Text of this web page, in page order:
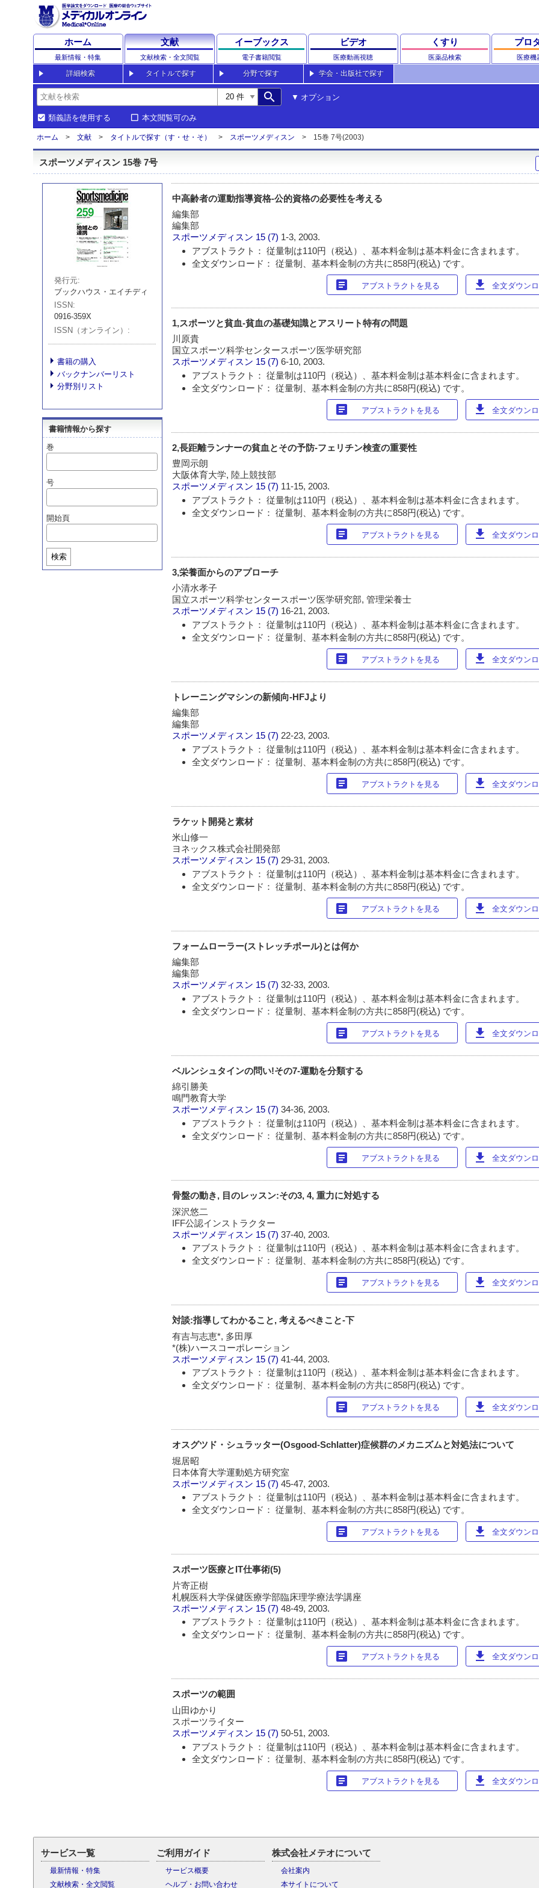
ホーム
最新情報・特集
文献
文献検索・全文閲覧
イーブックス
電子書籍閲覧
ビデオ
医療動画視聴
くすり
医薬品検索
プロ
医療機
詳細検索 タイトルで探す 分野で探す 学会・出版社で探す
search オプション
類義語を使用する 本文閲覧可のみ
ホーム 文献 タイトルで探す（す・せ・そ） スポーツメディスン 15巻 7号(2003)
スポーツメディスン 15巻 7号
発行元
ブックハウス・エイチディ
ISSN
0916-359X
ISSN（オンライン）
書籍の購入
バックナンバーリスト
分野別リスト
書籍情報から探す
巻
号
開始頁
検索
中高齢者の運動指導資格-公的資格の必要性を考える
編集部
編集部
スポーツメディスン 15 (7) 1-3, 2003.
アブストラクト： 従量制は110円（税込）、基本料金制は基本料金に含まれます。
全文ダウンロード： 従量制、基本料金制の方共に858円(税込) です。
article アブストラクトを見る download 全文ダウン
1,スポーツと貧血-貧血の基礎知識とアスリート特有の問題
川原貴
国立スポーツ科学センタースポーツ医学研究部
スポーツメディスン 15 (7)6-10, 2003.
アブストラクト： 従量制は110円（税込）、基本料金制は基本料金に含まれます。
全文ダウンロード： 従量制、基本料金制の方共に858円(税込) です。
article アブストラクトを見る download 全文ダウン
2,長距離ランナーの貧血とその予防-フェリチン検査の重要性
豊岡示朗
大阪体育大学, 陸上競技部
スポーツメディスン 15 (7) 11-15, 2003.
アブストラクト： 従量制は110円（税込）、基本料金制は基本料金に含まれます。
全文ダウンロード： 従量制、基本料金制の方共に858円(税込) です。
article アブストラクトを見る download 全文ダウン
3,栄養面からのアプローチ
小清水孝子
国立スポーツ科学センタースポーツ医学研究部, 管理栄養士
スポーツメディスン 15 (7) 16-21, 2003.
アブストラクト： 従量制は110円（税込）、基本料金制は基本料金に含まれます。
全文ダウンロード： 従量制、基本料金制の方共に858円(税込) です。
article アブストラクトを見る download 全文ダウン
トレーニングマシンの新傾向-HFJより
編集部
編集部
スポーツメディスン 15 (7) 22-23, 2003.
アブストラクト： 従量制は110円（税込）、基本料金制は基本料金に含まれます。
全文ダウンロード： 従量制、基本料金制の方共に858円(税込) です。
article アブストラクトを見る download 全文ダウン
ラケット開発と素材
米山修一
ヨネックス株式会社開発部
スポーツメディスン 15 (7) 29-31, 2003.
アブストラクト： 従量制は110円（税込）、基本料金制は基本料金に含まれます。
全文ダウンロード： 従量制、基本料金制の方共に858円(税込) です。
article アブストラクトを見る download 全文ダウン
フォームローラー(ストレッチポール)とは何か
編集部
編集部
スポーツメディスン 15 (7)32-33, 2003.
アブストラクト： 従量制は110円（税込）、基本料金制は基本料金に含まれます。
全文ダウンロード： 従量制、基本料金制の方共に858円(税込) です。
article アブストラクトを見る download 全文ダウン
ベルンシュタインの問い!その7-運動を分類する
綿引勝美
鳴門教育大学
スポーツメディスン 15 (7)34-36, 2003.
アブストラクト： 従量制は110円（税込）、基本料金制は基本料金に含まれます。
全文ダウンロード： 従量制、基本料金制の方共に858円(税込) です。
article アブストラクトを見る download 全文ダウン
骨盤の動き, 目のレッスン:その3, 4, 重力に対処する
深沢悠二
IFF公認インストラクター
スポーツメディスン 15 (7)37-40, 2003.
アブストラクト： 従量制は110円（税込）、基本料金制は基本料金に含まれます。
全文ダウンロード： 従量制、基本料金制の方共に858円(税込) です。
article アブストラクトを見る download 全文ダウン
対談:指導してわかること, 考えるべきこと-下
有吉与志恵*, 多田厚
*(株)ハースコーポレーション
スポーツメディスン 15 (7)41-44, 2003.
アブストラクト： 従量制は110円（税込）、基本料金制は基本料金に含まれます。
全文ダウンロード： 従量制、基本料金制の方共に858円(税込) です。
article アブストラクトを見る download 全文ダウン
オスグツド・シュラッター(Osgood-Schlatter)症候群のメカニズムと対処法について
堀居昭
日本体育大学運動処方研究室
スポーツメディスン 15 (7)45-47, 2003.
アブストラクト： 従量制は110円（税込）、基本料金制は基本料金に含まれます。
全文ダウンロード： 従量制、基本料金制の方共に858円(税込) です。
article アブストラクトを見る download 全文ダウン
スポーツ医療とIT仕事術(5)
片寄正樹
札幌医科大学保健医療学部臨床理学療法学講座
スポーツメディスン 15 (7)48-49, 2003.
アブストラクト： 従量制は110円（税込）、基本料金制は基本料金に含まれます。
全文ダウンロード： 従量制、基本料金制の方共に858円(税込) です。
article アブストラクトを見る download 全文ダウン
スポーツの範囲
山田ゆかり
スポーツライター
スポーツメディスン 15 (7)50-51, 2003.
アブストラクト： 従量制は110円（税込）、基本料金制は基本料金に含まれます。
全文ダウンロード： 従量制、基本料金制の方共に858円(税込) です。
article アブストラクトを見る download 全文ダウン
サービス一覧
最新情報・特集
文献検索・全文閲覧
ご利用ガイド
サービス概要
ヘルプ・お問い合わせ
株式会社メテオについて
会社案内
本サイトについて